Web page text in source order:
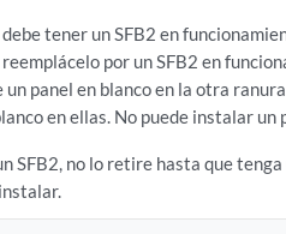
tener un SFB2 en
por un SFB2 en
panel en blanco en la otra
en ellas. No puede instalar un
SFB2, no lo retire hasta que